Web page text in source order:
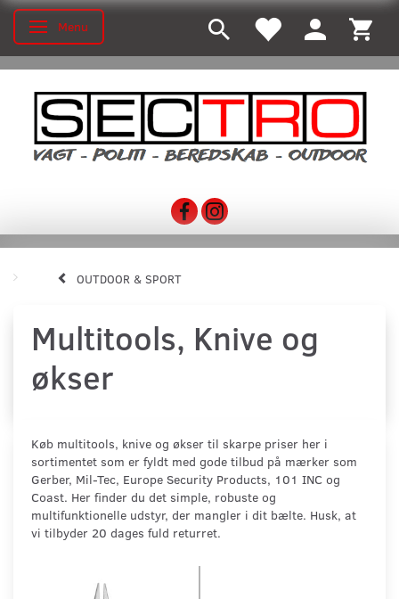
Toggle navigation
Menu
OUTDOOR & SPORT
Multitools, Knive og
økser
Køb multitools, knive og økser til skarpe priser her i
sortimentet som er fyldt med gode tilbud på mærker som
Gerber, Mil-Tec, Europe Security Products, 101 INC og
Coast. Her finder du det simple, robuste og
multifunktionelle udstyr, der mangler i dit bælte. Husk, at
vi tilbyder 20 dages fuld returret.